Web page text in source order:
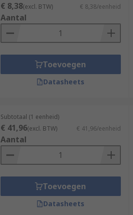
€ 8,38(excl. BTW) € 8,38/eenheid
Aantal
Toevoegen
Datasheets
Subtotaal (1 eenheid)
€ 41,96(excl. BTW) € 41,96/eenheid
Aantal
Toevoegen
Datasheets